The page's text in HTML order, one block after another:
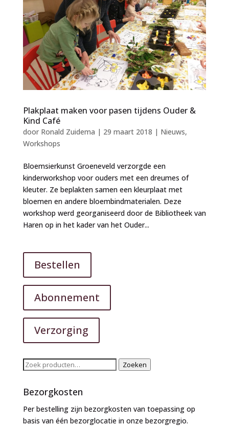
Plakplaat maken voor pasen tijdens Ouder &
Kind Café
door Ronald Zuidema | 29 maart 2018 | Nieuws,
Workshops
Bloemsierkunst Groeneveld verzorgde een
kinderworkshop voor ouders met een dreumes of
kleuter. Ze beplakten samen een kleurplaat met
bloemen en andere bloembindmaterialen. Deze
workshop werd georganiseerd door de Bibliotheek van
Haren op in het kader van het Ouder...
Bestellen
Abonnement
Verzorging
Zoeken
Zoeken
Bezorgkosten
Per bestelling zijn bezorgkosten van toepassing op
basis van één bezorglocatie in onze bezorgregio.